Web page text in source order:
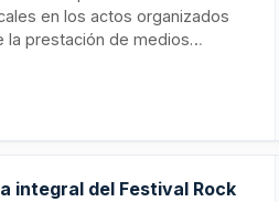
en los actos organizados
la prestación de medios
laborales, fiscales y de
con distribución de
integral del Festival Rock